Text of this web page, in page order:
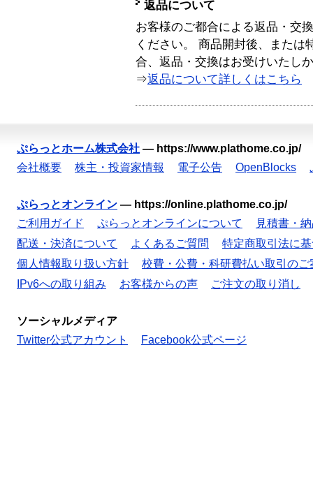
返品について
お客様のご都合による返品・交
ください。 商品開封後、または
合、返品・交換はお受けいたし
⇒返品について詳しくはこちら
ぷらっとホーム株式会社 — https://www.plathome.co.jp/
会社概要
株主・投資家情報 電子公告 OpenBlocks
ぷらっとオンライン — https://online.plathome.co.jp/
ご利用ガイド
ぷらっとオンラインについて
見積書・
配送・決済について
よくあるご質問
特定商取引法に
個人情報取り扱い方針
校費・公費・科研費払い取引のご
IPv6への取り組み
お客様からの声 ご注文の取り消し
ソーシャルメディア
Twitter公式アカウント
Facebook公式ページ